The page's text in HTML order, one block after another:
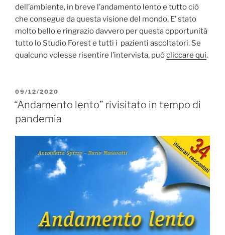
dell’ambiente, in breve l’andamento lento e tutto ciò
che consegue da questa visione del mondo. E’ stato
molto bello e ringrazio davvero per questa opportunità
tutto lo Studio Forest e tutti i pazienti ascoltatori. Se
qualcuno volesse risentire l’intervista, puòcliccare qui.
PUBBLICATO
IL
09/12/2020
“Andamento lento” rivisitato in tempo di
pandemia